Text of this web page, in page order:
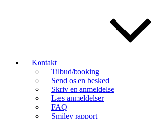
Kontakt
Tilbud/booking
Send os en besked
Skriv en anmeldelse
Læs anmeldelser
FAQ
Smiley rapport